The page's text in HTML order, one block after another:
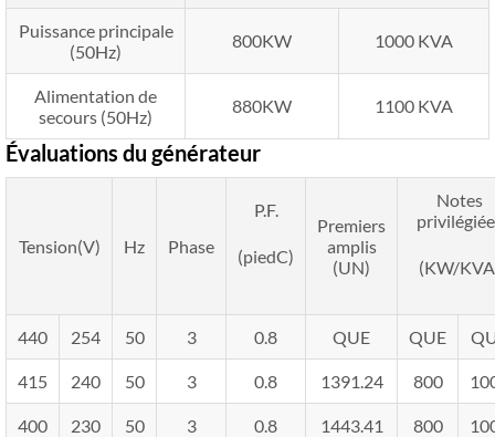
Puissance principale
(50Hz)
800KW 1000 KVA
Alimentation de
secours (50Hz)
880KW 1100 KVA
Évaluations du générateur
Tension(V) Hz Phase
P.F.
(piedC)
Premiers
amplis
(UN)
Notes
(KW/
440 254 50 3 0.8 QUE QUE
415 240 50 3 0.8 1391.24 800
400 230 50 3 0.8 1443.41 800